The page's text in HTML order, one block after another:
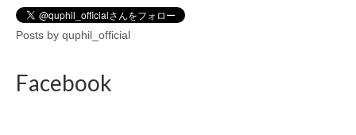
Posts by quphil_official
Facebook